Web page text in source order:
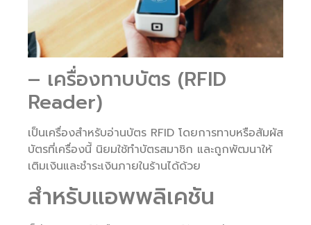
– เครื่องทาบบัตร (RFID
Reader)
เป็นเครื่องสำหรับอ่านบัตร RFID โดยการทาบหรือสัมผัส
บัตรที่เครื่องนี้ นิยมใช้ทำบัตรสมาชิก และถูกพัฒนาให้
เติมเงินและชำระเงินภายในร้านได้ด้วย
สำหรับแอพพลิเคชัน